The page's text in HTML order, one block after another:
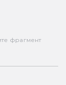
фрагмент